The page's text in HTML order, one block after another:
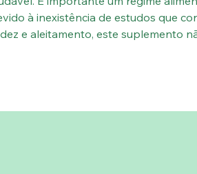
à inexistência de estudos que
e aleitamento, este suplemento